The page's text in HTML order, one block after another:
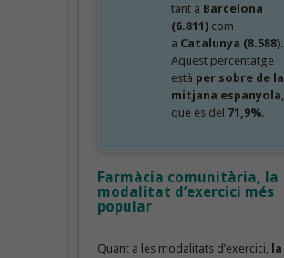
tant a Barcelona
(6.811)com
a Catalunya (8.588).
Aquest percentatge
està per sobre de la
mitjana espanyola
que és del 71,9%.
Farmàcia comunitària, la
modalitat d’exercici més
popular
Quant a les modalitats d’exercici, la